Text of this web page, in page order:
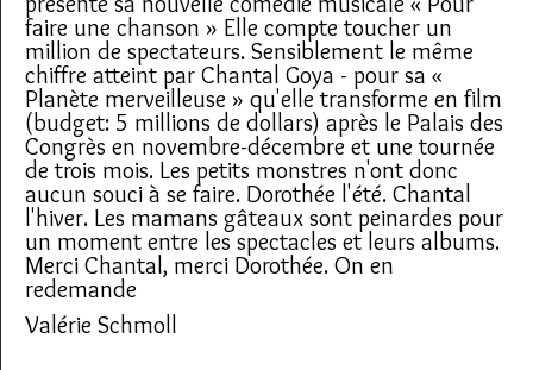
faire une chanson » Elle compte toucher un
million de spectateurs. Sensiblement le même
chiffre atteint par Chantal Goya - pour sa «
Planète merveilleuse » qu'elle transforme en film
(budget: 5 millions de dollars) après le Palais des
Congrès en novembre-décembre et une tournée
de trois mois. Les petits monstres n'ont donc
aucun souci à se faire. Dorothée l'été. Chantal
l'hiver. Les mamans gâteaux sont peinardes pour
un moment entre les spectacles et leurs albums.
Merci Chantal, merci Dorothée. On en
redemande
Valérie Schmoll